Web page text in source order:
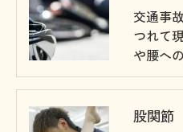
交通事
つれて
や腰へ
股関節